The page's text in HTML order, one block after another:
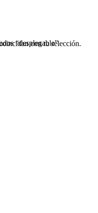
“desplegable”
con tu selección.